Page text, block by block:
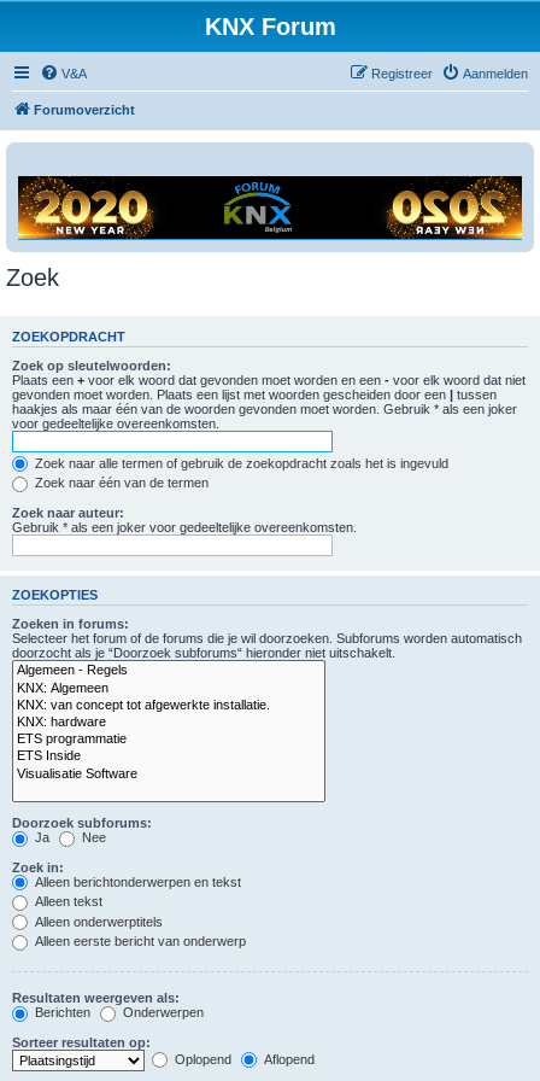
KNX Forum
V&A Aanmelden
Registreer
Forumoverzicht
Zoek
ZOEKOPDRACHT
Zoek op sleutelwoorden:
Plaats een + voor elk woord dat gevonden moet worden en een - voor elk woord dat niet
gevonden moet worden. Plaats een lijst met woorden gescheiden door een | tussen
haakjes als maar één van de woorden gevonden moet worden. Gebruik * als een joker
voor gedeeltelijke overeenkomsten.
Zoek naar alle termen of gebruik de zoekopdracht zoals het is ingevuld
Zoek naar één van de termen
Zoek naar auteur:
Gebruik * als een joker voor gedeeltelijke overeenkomsten.
ZOEKOPTIES
Zoeken in forums:
Selecteer het forum of de forums die je wil doorzoeken. Subforums worden automatisch
doorzocht als je “Doorzoek subforums“ hieronder niet uitschakelt.
Doorzoek subforums:
Ja
Nee
Zoek in:
Alleen berichtonderwerpen en tekst
Alleen tekst
Alleen onderwerptitels
Alleen eerste bericht van onderwerp
Resultaten weergeven als:
Berichten
Onderwerpen
Sorteer resultaten op:
Oplopend
Aflopend